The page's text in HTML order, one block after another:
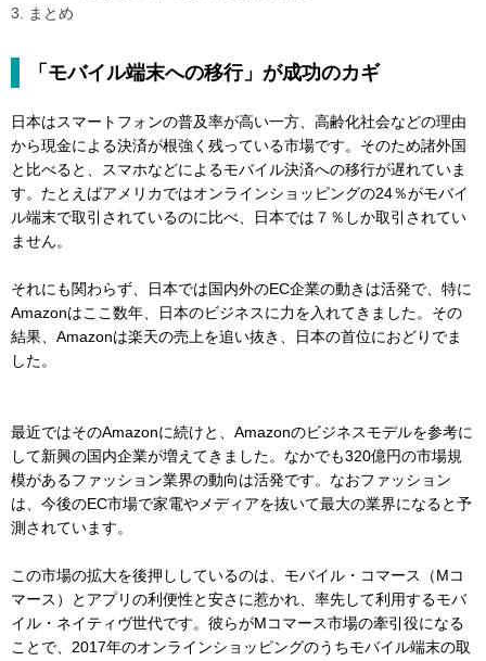
3. まとめ
「モバイル端末への移行」が成功のカギ
日本はスマートフォンの普及率が高い一方、高齢化社会などの理由
から現金による決済が根強く残っている市場です。そのため諸外国
と比べると、スマホなどによるモバイル決済への移行が遅れていま
す。たとえばアメリカではオンラインショッピングの24％がモバイ
ル端末で取引されているのに比べ、日本では７％しか取引されてい
ません。
それにも関わらず、日本では国内外のEC企業の動きは活発で、特に
Amazonはここ数年、日本のビジネスに力を入れてきました。その
結果、Amazonは楽天の売上を追い抜き、日本の首位におどりでま
した。
最近ではそのAmazonに続けと、Amazonのビジネスモデルを参考に
して新興の国内企業が増えてきました。なかでも320億円の市場規
模があるファッション業界の動向は活発です。なおファッション
は、今後のEC市場で家電やメディアを抜いて最大の業界になると予
測されています。
この市場の拡大を後押ししているのは、モバイル・コマース（Mコ
マース）とアプリの利便性と安さに惹かれ、率先して利用するモバ
イル・ネイティヴ世代です。彼らがMコマース市場の牽引役になる
ことで、2017年のオンラインショッピングのうちモバイル端末の取